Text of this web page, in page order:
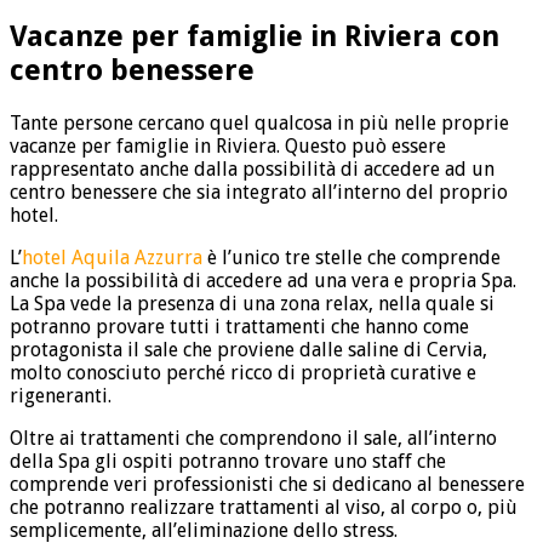
Vacanze per famiglie in Riviera con
centro benessere
Tante persone cercano quel qualcosa in più nelle proprie
vacanze per famiglie in Riviera. Questo può essere
rappresentato anche dalla possibilità di accedere ad un
centro benessere che sia integrato all’interno del proprio
hotel.
L’hotel Aquila Azzurra è l’unico tre stelle che comprende
anche la possibilità di accedere ad una vera e propria Spa.
La Spa vede la presenza di una zona relax, nella quale si
potranno provare tutti i trattamenti che hanno come
protagonista il sale che proviene dalle saline di Cervia,
molto conosciuto perché ricco di proprietà curative e
rigeneranti.
Oltre ai trattamenti che comprendono il sale, all’interno
della Spa gli ospiti potranno trovare uno staff che
comprende veri professionisti che si dedicano al benessere
che potranno realizzare trattamenti al viso, al corpo o, più
semplicemente, all’eliminazione dello stress.